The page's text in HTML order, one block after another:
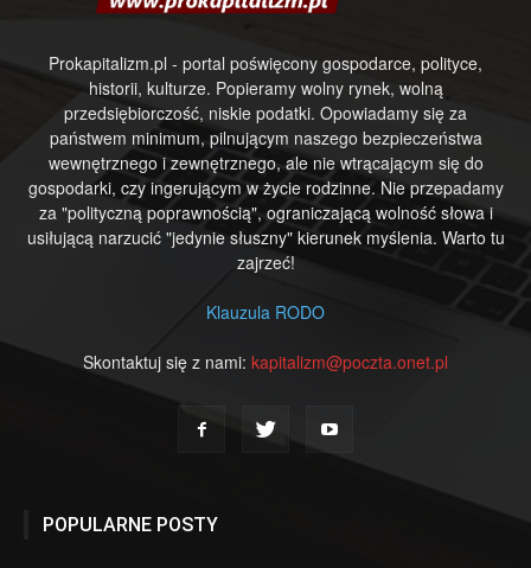
Prokapitalizm.pl - portal poświęcony gospodarce, polityce,
historii, kulturze. Popieramy wolny rynek, wolną
przedsiębiorczość, niskie podatki. Opowiadamy się za
państwem minimum, pilnującym naszego bezpieczeństwa
wewnętrznego i zewnętrznego, ale nie wtrącającym się do
gospodarki, czy ingerującym w życie rodzinne. Nie przepadamy
za "polityczną poprawnością", ograniczającą wolność słowa i
usiłującą narzucić "jedynie słuszny" kierunek myślenia. Warto tu
zajrzeć!
Klauzula RODO
Skontaktuj się z nami: kapitalizm@poczta.onet.pl
POPULARNE POSTY